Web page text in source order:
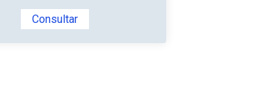
Consultar